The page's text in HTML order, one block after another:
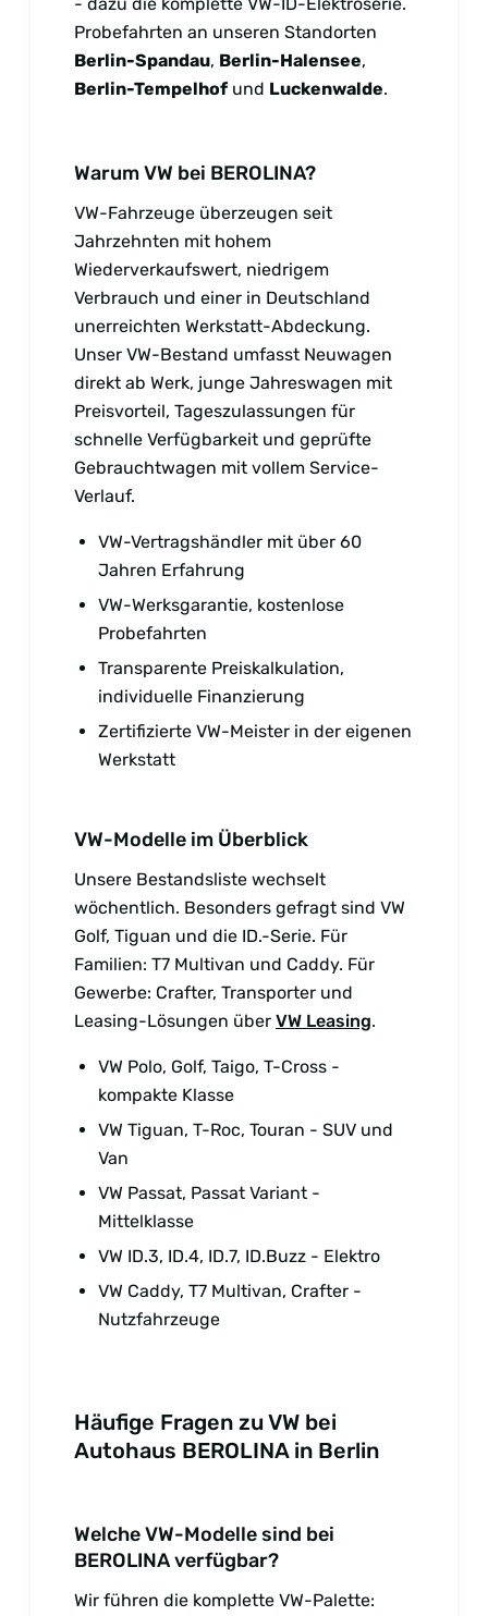
Probefahrten an unseren Standorten
Berlin-Spandau, Berlin-Halensee,
Berlin-Tempelhof und Luckenwalde.
Warum VW bei BEROLINA?
VW-Fahrzeuge überzeugen seit
Jahrzehnten mit hohem
Wiederverkaufswert, niedrigem
Verbrauch und einer in Deutschland
unerreichten Werkstatt-Abdeckung.
Unser VW-Bestand umfasst Neuwagen
direkt ab Werk, junge Jahreswagen mit
Preisvorteil, Tageszulassungen für
schnelle Verfügbarkeit und geprüfte
Gebrauchtwagen mit vollem Service-
Verlauf.
VW-Vertragshändler mit über 60
Jahren Erfahrung
VW-Werksgarantie, kostenlose
Probefahrten
Transparente Preiskalkulation,
individuelle Finanzierung
Zertifizierte VW-Meister in der eigenen
Werkstatt
VW-Modelle im Überblick
Unsere Bestandsliste wechselt
wöchentlich. Besonders gefragt sind VW
Golf, Tiguan und die ID.-Serie. Für
Familien: T7 Multivan und Caddy. Für
Gewerbe: Crafter, Transporter und
Leasing-Lösungen über VW Leasing.
VW Polo, Golf, Taigo, T-Cross -
kompakte Klasse
VW Tiguan, T-Roc, Touran - SUV und
Van
VW Passat, Passat Variant -
Mittelklasse
VW ID.3, ID.4, ID.7, ID.Buzz - Elektro
VW Caddy, T7 Multivan, Crafter -
Nutzfahrzeuge
Häufige Fragen zu VW bei
Autohaus BEROLINA in Berlin
Welche VW-Modelle sind bei
BEROLINA verfügbar?
Wir führen die komplette VW-Palette: